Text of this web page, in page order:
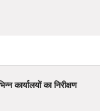
कार्यालयों का निरीक्षण